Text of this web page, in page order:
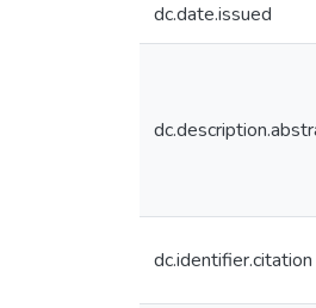
dc.date.issued
dc.identifier.citation